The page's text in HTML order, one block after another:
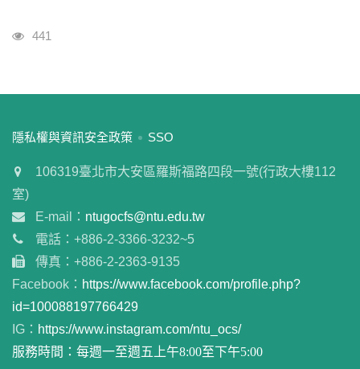
瀏覽人次
441
:::
隱私權與資訊安全政策 SSO
106319臺北市大安區羅斯福路四段一號(行政大樓112
室)
E-mail： ntugocfs@ntu.edu.tw
電話：+886-2-3366-3232~5
傳真：+886-2-2363-9135
Facebook： https://www.facebook.com/profile.php?
id=100088197766429
IG： https://www.instagram.com/ntu_ocs/
服務時間：每週一至週五上午8:00至下午5:00